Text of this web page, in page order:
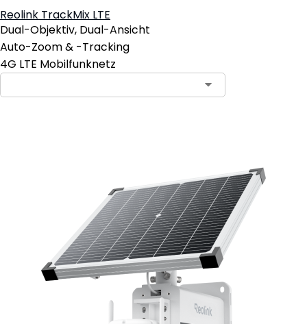
Reolink TrackMix LTE
Dual-Objektiv, Dual-Ansicht
Auto-Zoom & -Tracking
4G LTE Mobilfunknetz